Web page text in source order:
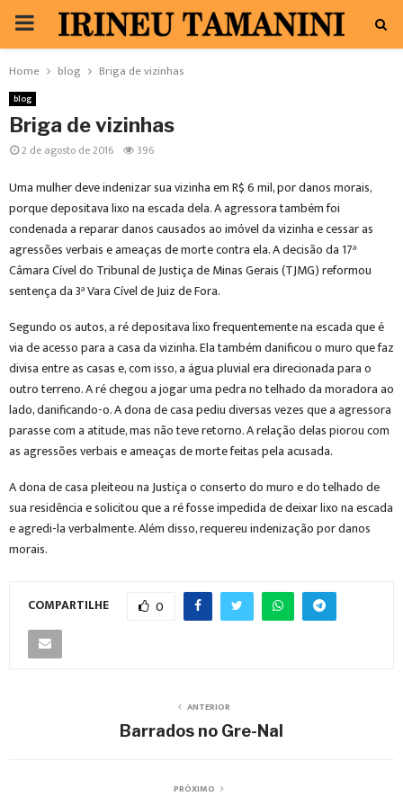
PRIMARY
MENU
Home blog Briga de vizinhas
blog
Briga de vizinhas
2 de agosto de 2016 396
Uma mulher deve indenizar sua vizinha em R$ 6 mil, por danos morais,
porque depositava lixo na escada dela. A agressora também foi
condenada a reparar danos causados ao imóvel da vizinha e cessar as
agressões verbais e ameaças de morte contra ela. A decisão da 17ª
Câmara Cível do Tribunal de Justiça de Minas Gerais (TJMG) reformou
sentença da 3ª Vara Cível de Juiz de Fora.
Segundo os autos, a ré depositava lixo frequentemente na escada que é
via de acesso para a casa da vizinha. Ela também danificou o muro que faz
divisa entre as casas e, com isso, a água pluvial era direcionada para o
outro terreno. A ré chegou a jogar uma pedra no telhado da moradora ao
lado, danificando-o. A dona de casa pediu diversas vezes que a agressora
parasse com a atitude, mas não teve retorno. A relação delas piorou com
as agressões verbais e ameaças de morte feitas pela acusada.
A dona de casa pleiteou na Justiça o conserto do muro e do telhado de
sua residência e solicitou que a ré fosse impedida de deixar lixo na escada
e agredi-la verbalmente. Além disso, requereu indenização por danos
morais.
COMPARTILHE 0
ANTERIOR
Barrados no Gre-Nal
PRÓXIMO